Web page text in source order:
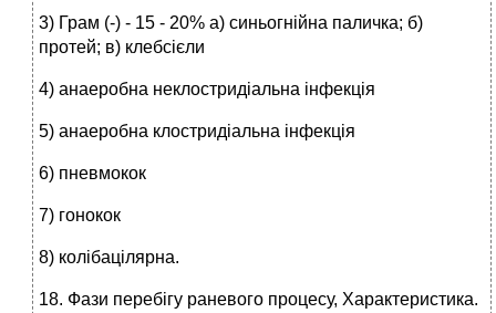
3) Грам (-) - 15 - 20% а) синьогнійна паличка; б)
протей; в) клебсієли
4) анаеробна неклостридіальна інфекція
5) анаеробна клостридіальна інфекція
6) пневмокок
7) гонокок
8) колібацілярна.
18. Фази перебігу раневого процесу, Характеристика.